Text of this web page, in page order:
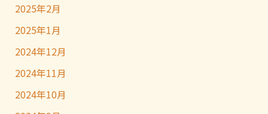
2025年2月
2025年1月
2024年12月
2024年11月
2024年10月